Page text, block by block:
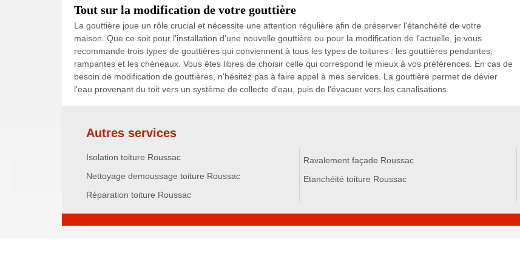
Tout sur la modification de votre gouttière
La gouttière joue un rôle crucial et nécessite une attention régulière afin de préserver l'étanchéité de votre
maison. Que ce soit pour l'installation d'une nouvelle gouttière ou pour la modification de l'actuelle, je vous
recommande trois types de gouttières qui conviennent à tous les types de toitures : les gouttières pendantes,
rampantes et les chéneaux. Vous êtes libres de choisir celle qui correspond le mieux à vos préférences. En cas de
besoin de modification de gouttières, n'hésitez pas à faire appel à mes services. La gouttière permet de dévier
l'eau provenant du toit vers un système de collecte d'eau, puis de l'évacuer vers les canalisations.
Autres services
Isolation toiture Roussac
Nettoyage demoussage toiture Roussac
Réparation toiture Roussac
Ravalement façade Roussac
Etanchéité toiture Roussac